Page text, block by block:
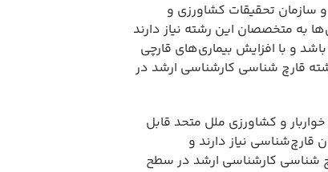
سازمان تحقیقات کشاورزی و
به متخصصان این رشته نیاز دارند
و با افزایش بیماری‌های قارچی
قارچ شناسی کارشناسی ارشد در
و کشاورزی ملل متحد قابل
نیاز دارند و
شناسی کارشناسی ارشد در سطح